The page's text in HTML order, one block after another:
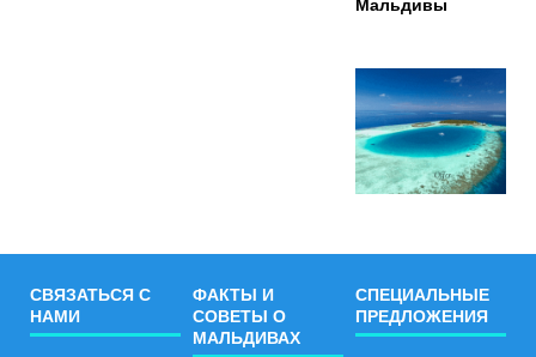
СВЯЗАТЬСЯ С
НАМИ
ФАКТЫ И
СОВЕТЫ О
МАЛЬДИВАХ
СПЕЦИАЛЬНЫЕ
ПРЕДЛОЖЕНИЯ